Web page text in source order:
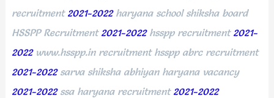
recruitment 2021-2022haryana school shiksha board
HSSPP Recruitment 2021-2022hsspp recruitment 2021-
2022www.hsspp.in recruitment hsspp abrc recruitment
2021-2022sarva shiksha abhiyan haryana vacancy
2021-2022ssa haryana recruitment 2021-2022